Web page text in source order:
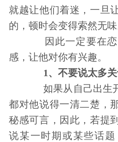
就越让他们着迷，一旦
的，顿时会变得索然无味
因此一定要在恋
感，让他对你有兴趣。
1、不要说太多
如果从自己出生
都对他说得一清二楚，
秘感可言，因此，若提
说某一时期或某些话